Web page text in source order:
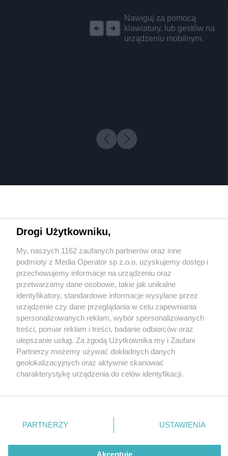
Nawiguj za pomocą
klawiatury, lub gestów na
urządzeniu mobilnym.
2 / 0
Wydawca mediów lokalnych
Nie zapomnij
zapoznać się z:
polityką prywatności regulamin korzystania z portali
Twojemiasto
Piekary Śląskie
Chorzów
Tarnowskie Góry
Gliwice
Skontakuj sięz nami
Kontakt
Wydawca
Redakcja
Drogi Użytkowniku,
My, naszych 1162 zaufanych partnerów oraz inne
podmioty z Media Operator sp z.o.o. uzyskujemy dostęp i
przechowujemy informacje na urządzeniu oraz
przetwarzamy dane osobowe, takie jak unikalne
identyfikatory, standardowe informacje wysyłane przez
urządzenie czy dane przeglądania w celu zapewniania
spersonalizowanych reklam, wybór spersonalizowanych
treści, pomiar reklam i treści, badanie odbiorców oraz
ulepszanie usług. Za zgodą Użytkownika my i Zaufani
Partnerzy możemy używać dokładnych danych
geolokalizacyjnych oraz aktywnie skanować
charakterystykę urządzenia do celów identyfikacji.
zmienić/wycofać klikając przycisk ustawień prywatności
znajdujący się w lewym dolnym rogu strony
rodzaje przetwarzania danych nie wymagają zgody
użytkownika, ale masz prawo sprzeciwić się takiemu
PARTNERZY USTAWIENIA
Akceptuję